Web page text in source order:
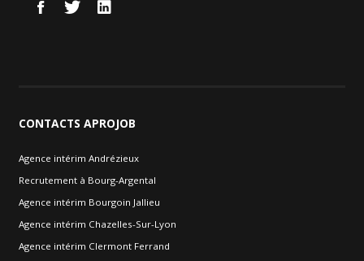
CONTACTS APROJOB
Agence intérim Andrézieux
Recrutement à Bourg-Argental
Agence intérim Bourgoin Jallieu
Agence intérim Chazelles-Sur-Lyon
Agence intérim Clermont Ferrand